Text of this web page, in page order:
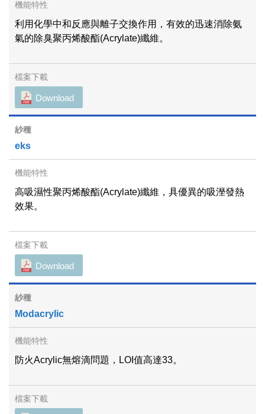
利用化學中和反應與離子交換作用，有效的迅速消除氨
氣的除臭聚丙烯酸酯(Acrylate)纖維。
Download
eks
高吸濕性聚丙烯酸酯(Acrylate)纖維，具優異的吸溼發熱
效果。
Download
Modacrylic
防火Acrylic無熔滴問題，LOI值高達33。